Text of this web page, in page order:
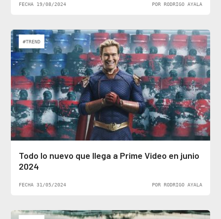
FECHA 19/08/2024 POR RODRIGO AYALA
#TREND
Todo lo nuevo que llega a Prime Video en junio
2024
FECHA 31/05/2024 POR RODRIGO AYALA